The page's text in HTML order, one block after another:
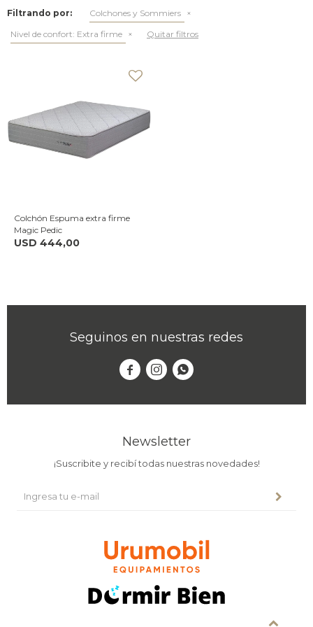
Filtrando por:
Colchones y Sommiers
Nivel de confort: Extra firme Quitar filtros
Colchón Espuma extra firme
Magic Pedic
USD 444,00
Seguinos en nuestras redes
  
Newsletter
¡Suscribite y recibí todas nuestras novedades!